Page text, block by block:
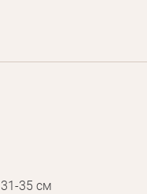
35 см